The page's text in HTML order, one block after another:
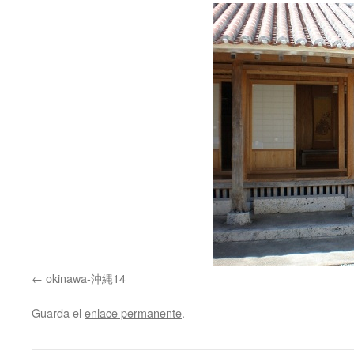
okinawa-沖縄14
Guarda el enlace permanente.